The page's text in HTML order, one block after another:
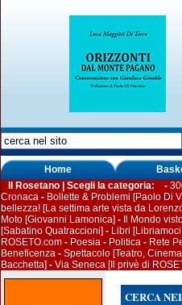
Home
Il Rosetano | Scegli la categoria: -
Cronaca - Bollette & Problemi [Paolo Di
bellezza! [La settima arte vista da
Moto [Giovanni Lamonica] - Il Mondo
[Sabatino Quatraccioni] - Libri
ROSETO.com - Poesia - Politica - Rete
Beneficenza - Spettacolo [Teatro,
Bacchetta] - Via Seneca [Il privè di
CERCA